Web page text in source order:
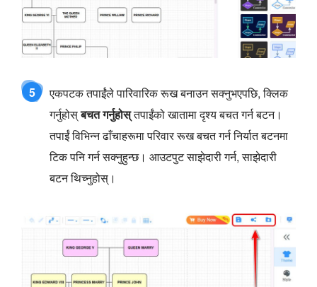
5
एकपटक तपाईंले पारिवारिक रूख बनाउन सक्नुभएपछि, क्लिक
गर्नुहोस्बचत गर्नुहोस्तपाईंको खातामा दृश्य बचत गर्न बटन।
तपाईं विभिन्न ढाँचाहरूमा परिवार रूख बचत गर्न निर्यात बटनमा
टिक पनि गर्न सक्नुहुन्छ। आउटपुट साझेदारी गर्न, साझेदारी
बटन थिच्नुहोस्।